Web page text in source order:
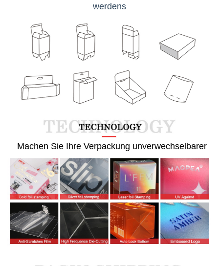
werdens
  Machen Sie Ihre Verpackung unverwechselbarer